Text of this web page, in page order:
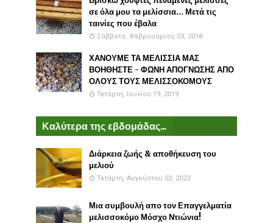
σε όλα μου τα μελίσσια... Μετά τις
ταινίες που έβαλα
Σάββατο, Φεβρουαρίου 03, 2018
ΧΑΝΟΥΜΕ ΤΑ ΜΕΛΙΣΣΙΑ ΜΑΣ
ΒΟΗΘΗΣΤΕ - ΦΩΝΗ ΑΠΟΓΝΩΣΗΣ ΑΠΟ
ΟΛΟΥΣ ΤΟΥΣ ΜΕΛΙΣΣΟΚΟΜΟΥΣ
Τετάρτη, Ιουνίου 19, 2019
Καλύτερα της εβδομάδας...
Διάρκεια ζωής & αποθήκευση του
μελιού
Τετάρτη, Αυγούστου 02, 2023
Μια συμβουλή απο τον Επαγγελματία
μελισσοκόμο Μόσχο Ντιώνια!